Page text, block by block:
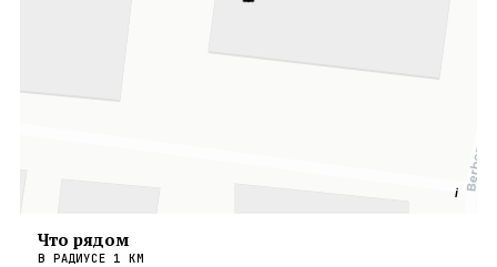
i
Что рядом
В РАДИУСЕ 1 КМ